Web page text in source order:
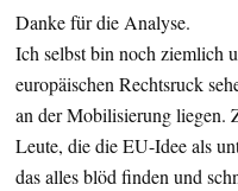
Danke für die Analyse.
Ich selbst bin noch ziemlich
europäischen Rechtsruck
an der Mobilisierung liegen.
Leute, die die EU-Idee als
das alles blöd finden und